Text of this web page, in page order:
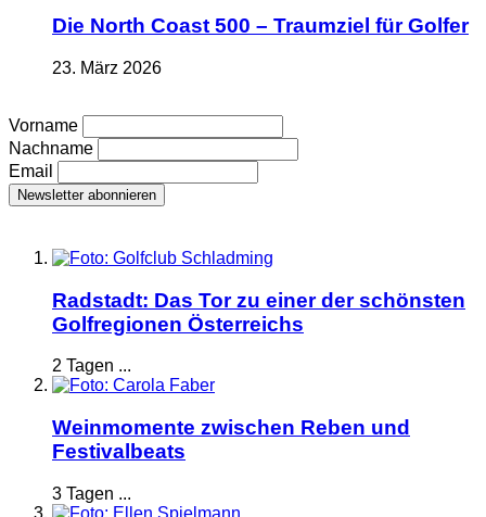
Die North Coast 500 – Traumziel für Golfer
23. März 2026
Vorname
Nachname
Email
Radstadt: Das Tor zu einer der schönsten
Golfregionen Österreichs
2 Tagen ...
Weinmomente zwischen Reben und
Festivalbeats
3 Tagen ...